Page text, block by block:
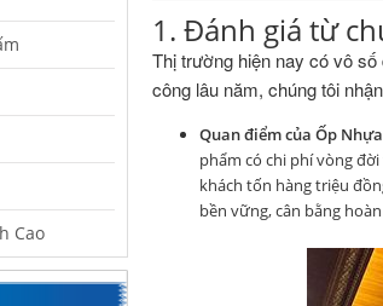
1. Đánh giá từ
Thị trường hiện nay có vô
công lâu năm, chúng tôi
Quan điểm của Ốp
phẩm có chi phí vòng
khách tốn hàng triệu
bền vững, cân bằng
Cao